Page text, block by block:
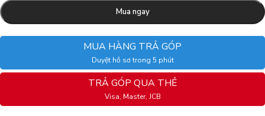
Mua ngay
MUA HÀNG TRẢ GÓP
Duyệt hồ sơ trong 5 phút
TRẢ GÓP QUA THẺ
Visa, Master, JCB